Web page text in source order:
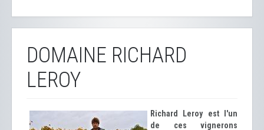
DOMAINE RICHARD
LEROY
Richard Leroy est l'un
de ces vignerons